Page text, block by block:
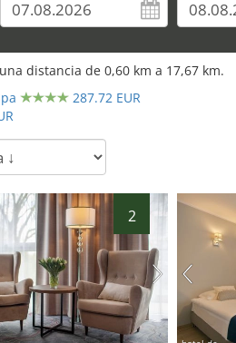
distancia de 0,60 km a 17,67 km.
287.72 EUR
2